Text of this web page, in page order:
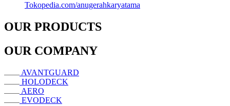
Tokopedia.com/anugerahkaryatama
OUR PRODUCTS
OUR COMPANY
AVANTGUARD
HOLODECK
AERO
EVODECK